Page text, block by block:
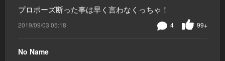
プロポーズ断った事は早く言わなくっちゃ！
2019/09/03 05:18 99+
4
No Name